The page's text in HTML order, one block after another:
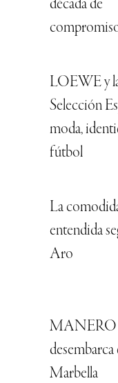
década de
LOEWE y
Selección
moda,
fútbol
La
entendida
Aro
MANERO
desembarca
Marbella